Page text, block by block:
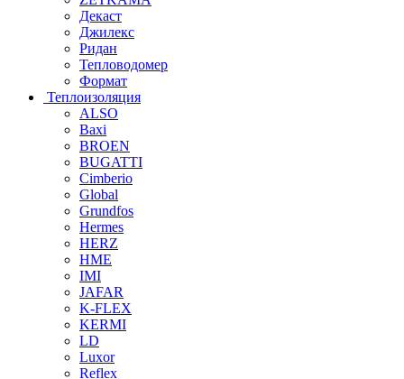
Декаст
Джилекс
Ридан
Тепловодомер
Формат
Теплоизоляция
ALSO
Baxi
BROEN
BUGATTI
Cimberio
Global
Grundfos
Hermes
HERZ
HME
IMI
JAFAR
K-FLEX
KERMI
LD
Luxor
Reflex